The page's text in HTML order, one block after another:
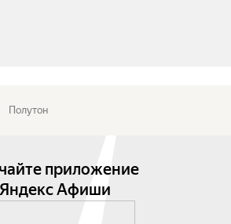
Полутон
приложение
Яндекс Афиши